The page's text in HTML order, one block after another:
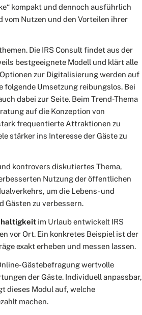
kompakt und dennoch ausführlich
vom Nutzen und den Vorteilen ihrer
Die IRS Consult findet aus der
bestgeeignete Modell und klärt alle
zur Digitalisierung werden auf
Umsetzung reibungslos. Bei
dabei zur Seite. Beim Trend-Thema
auf die Konzeption von
frequentierte Attraktionen zu
stärker ins Interesse der Gäste zu
kontrovers diskutiertes Thema,
Nutzung der öffentlichen
um die Lebens-und
Gästen zu verbessern.
im Urlaub entwickelt IRS
vor Ort. Ein konkretes Beispiel ist der
exakt erheben und messen lassen.
Gästebefragung wertvolle
der Gäste. Individuell anpassbar,
dieses Modul auf, welche
machen.